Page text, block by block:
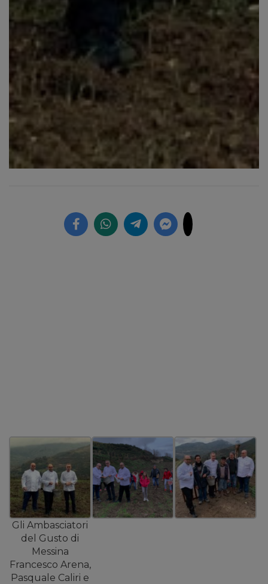
Gli Ambasciatori
del Gusto di
Messina
Francesco Arena,
Pasquale Caliri e